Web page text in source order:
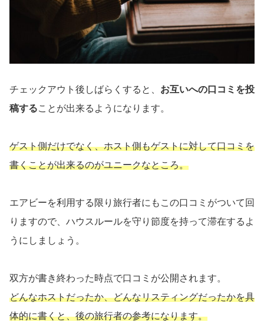
チェックアウト後しばらくすると、 お互いへの口コミを投
稿することが出来るようになります。
ゲスト側だけでなく、ホスト側もゲストに対して口コミを
書くことが出来るのがユニークなところ。
エアビーを利用する限り旅行者にもこの口コミがついて回
りますので、ハウスルールを守り節度を持って滞在するよ
うにしましょう。
双方が書き終わった時点で口コミが公開されます。
どんなホストだったか、どんなリスティングだったかを具
体的に書くと、後の旅行者の参考になります。